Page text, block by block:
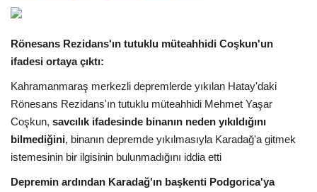
Seri İlanlar
Londra
İngiltere
İş & Ekonomi
Rönesans Rezidans'ın tutuklu müteahhidi Coşkun'un
ifadesi ortaya çıktı:
Kahramanmaraş merkezli depremlerde yıkılan Hatay'daki
Rönesans Rezidans'ın tutuklu müteahhidi Mehmet Yaşar
Coşkun, savcılık ifadesinde binanın neden yıkıldığını
bilmediğini, binanın depremde yıkılmasıyla Karadağ'a gitmek
istemesinin bir ilgisinin bulunmadığını iddia etti
Depremin ardından Karadağ'ın başkenti Podgorica'ya